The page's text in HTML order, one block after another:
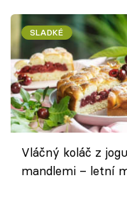
SLADKÉ
Vláčný koláč z
mandlemi – letní